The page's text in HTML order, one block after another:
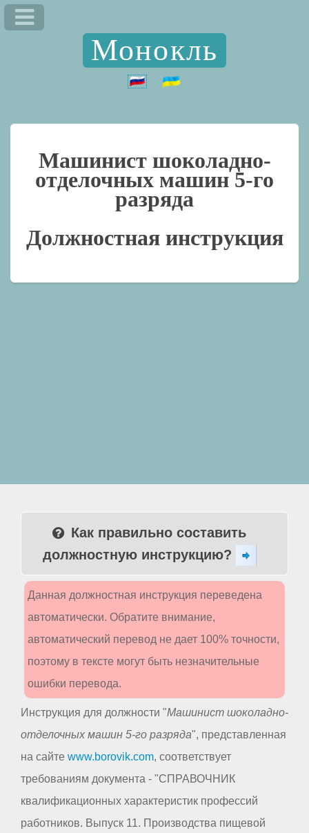
Монокль
Машинист шоколадно-
отделочных машин 5-го
разряда
Должностная инструкция
Как правильно составить
должностную инструкцию?
Данная должностная инструкция переведена
автоматически. Обратите внимание,
автоматический перевод не дает 100% точности,
поэтому в тексте могут быть незначительные
ошибки перевода.
Инструкция для должности "Машинист шоколадно-
отделочных машин 5-го разряда", представленная
на сайте www.borovik.com, соответствует
требованиям документа - "СПРАВОЧНИК
квалификационных характеристик профессий
работников. Выпуск 11. Производства пищевой